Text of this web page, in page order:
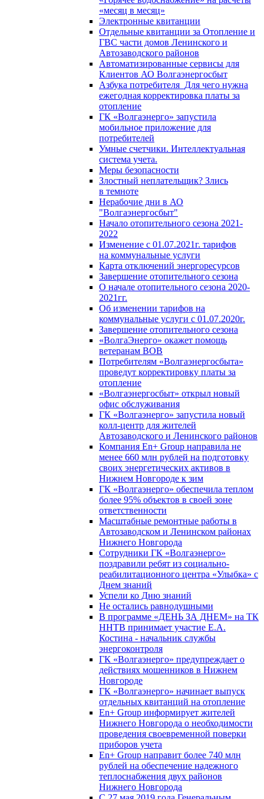
«месяц в месяц»
Электронные квитанции
Отдельные квитанции за Отопление и
ГВС части домов Ленинского и
Автозаводского районов
Автоматизированные сервисы для
Клиентов АО Волгаэнергосбыт
Азбука потребителя_Для чего нужна
ежегодная корректировка платы за
отопление
ГК «Волгаэнерго» запустила
мобильное приложение для
потребителей
Умные счетчики. Интеллектуальная
система учета.
Меры безопасности
Злостный неплательщик? Злись
в темноте
Нерабочие дни в АО
"Волгаэнергосбыт"
Начало отопительного сезона 2021-
2022
Изменение с 01.07.2021г. тарифов
на коммунальные услуги
Карта отключений энергоресурсов
Завершение отопительного сезона
О начале отопительного сезона 2020-
2021гг.
Об изменении тарифов на
коммунальные услуги с 01.07.2020г.
Завершение отопительного сезона
«ВолгаЭнерго» окажет помощь
ветеранам ВОВ
Потребителям «Волгаэнергосбыта»
проведут корректировку платы за
отопление
«Волгаэнергосбыт» открыл новый
офис обслуживания
ГК «Волгаэнерго» запустила новый
колл-центр для жителей
Автозаводского и Ленинского районов
Компания En+ Group направила не
менее 660 млн рублей на подготовку
своих энергетических активов в
Нижнем Новгороде к зим
ГК «Волгаэнерго» обеспечила теплом
более 95% объектов в своей зоне
ответственности
Масштабные ремонтные работы в
Автозаводском и Ленинском районах
Нижнего Новгорода
Сотрудники ГК «Волгаэнерго»
поздравили ребят из социально-
реабилитационного центра «Улыбка» с
Днем знаний
Успели ко Дню знаний
Не остались равнодушными
В программе «ДЕНЬ ЗА ДНЕМ» на ТК
ННТВ принимает участие Е.А.
Костина - начальник службы
энергоконтроля
ГК «Волгаэнерго» предупреждает о
действиях мошенников в Нижнем
Новгороде
ГК «Волгаэнерго» начинает выпуск
отдельных квитанций на отопление
En+ Group информирует жителей
Нижнего Новгорода о необходимости
проведения своевременной поверки
приборов учета
En+ Group направит более 740 млн
рублей на обеспечение надежного
теплоснабжения двух районов
Нижнего Новгорода